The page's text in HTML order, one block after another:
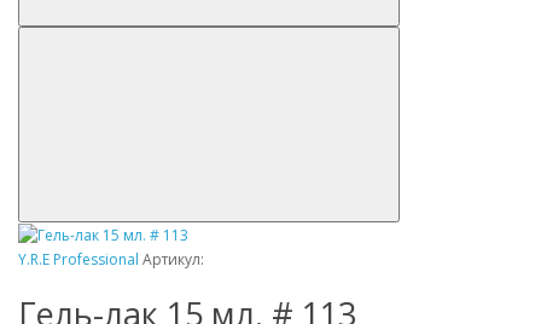
Y.R.E Professional Артикул:
Гель-лак 15 мл. # 113